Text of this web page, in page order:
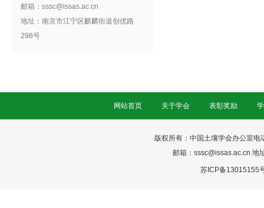
邮箱：sssc@issas.ac.cn
地址：南京市江宁区麒麟街道创优路
298号
网站首页 关于学会 表彰奖励
版权所有：中国土壤学会办公室
邮箱：sssc@issas.ac.cn 地
苏ICP备13015155